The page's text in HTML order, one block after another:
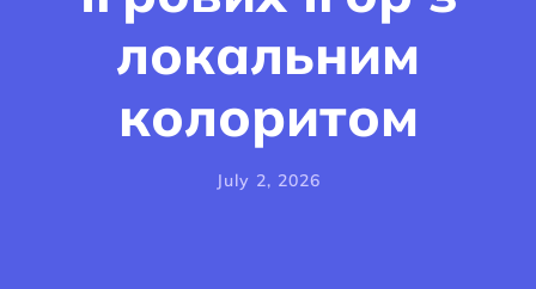
локальним
колоритом
July 2, 2026